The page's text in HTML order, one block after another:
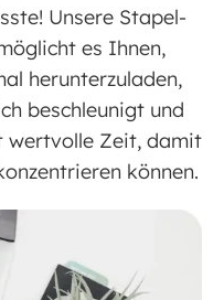
Unsere Stapel-
es Ihnen,
herunterzuladen,
beschleunigt und
wertvolle Zeit, damit
können.